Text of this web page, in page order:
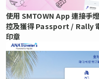
使用 SMTOWN App 連接手
控及獲得 Passport / Rally
印章